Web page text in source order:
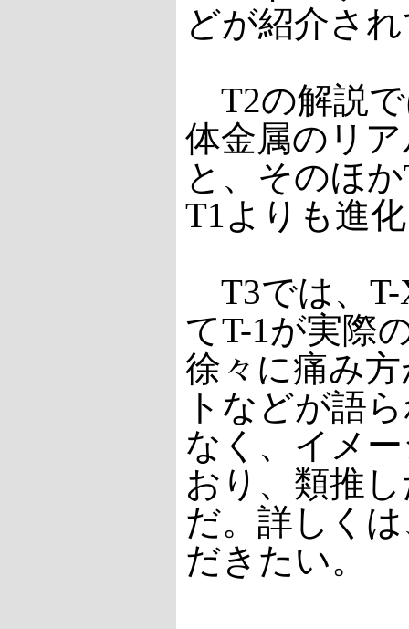
どが紹介さ
T2の解説で
体金属のリ
と、そのほ
T1よりも進
T3では、T-
てT-1が実際
徐々に痛み
トなどが語
なく、イメ
おり、類推
だ。詳しく
だきたい。